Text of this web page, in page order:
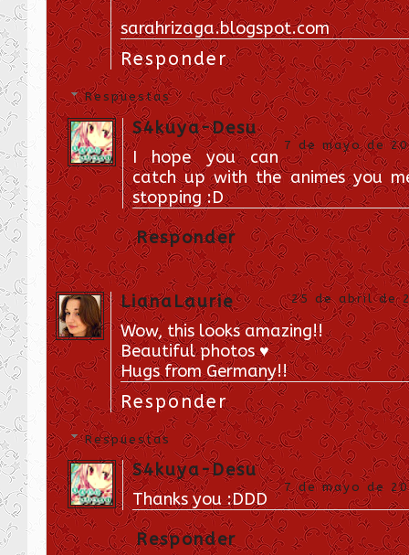
sarahrizaga.blogspot.com
Responder
Respuestas
S4kuya-Desu
7 de mayo de
I hope you can
catch up with the animes you
stopping :D
Responder
LianaLaurie 25 de abril de
Wow, this looks amazing!!
Beautiful photos ♥
Hugs from Germany!!
Responder
Respuestas
S4kuya-Desu
7 de mayo de
Thanks you :DDD
Responder